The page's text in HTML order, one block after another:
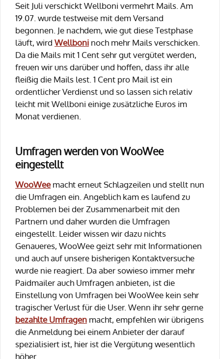
Seit Juli verschickt Wellboni vermehrt Mails. Am
19.07. wurde testweise mit dem Versand
begonnen. Je nachdem, wie gut diese Testphase
läuft, wird Wellboni noch mehr Mails verschicken.
Da die Mails mit 1 Cent sehr gut vergütet werden,
freuen wir uns darüber und hoffen, dass ihr alle
fleißig die Mails lest. 1 Cent pro Mail ist ein
ordentlicher Verdienst und so lassen sich relativ
leicht mit Wellboni einige zusätzliche Euros im
Monat verdienen.
Umfragen werden von WooWee
eingestellt
WooWeemacht erneut Schlagzeilen und stellt nun
die Umfragen ein. Angeblich kam es laufend zu
Problemen bei der Zusammenarbeit mit den
Partnern und daher wurden die Umfragen
eingestellt. Leider wissen wir dazu nichts
Genaueres, WooWee geizt sehr mit Informationen
und auch auf unsere bisherigen Kontaktversuche
wurde nie reagiert. Da aber sowieso immer mehr
Paidmailer auch Umfragen anbieten, ist die
Einstellung von Umfragen bei WooWee kein sehr
tragischer Verlust für die User. Wenn ihr sehr gerne
bezahlte Umfragen macht, empfehlen wir übrigens
die Anmeldung bei einem Anbieter der darauf
spezialisiert ist, hier ist die Vergütung wesentlich
höher.